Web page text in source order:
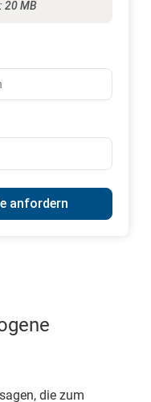
20 MB
die zum